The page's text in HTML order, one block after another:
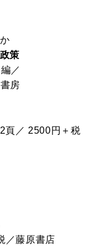
策
／
房
頁／ 2500円＋税
／藤原書店